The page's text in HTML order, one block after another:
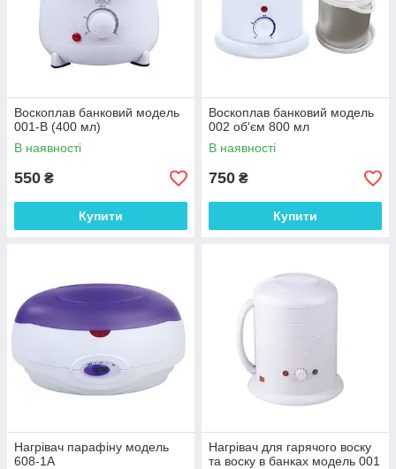
Воскоплав банковий модель
001-В (400 мл)
В наявності
550 ₴
Купити
Воскоплав банковий модель
002 об'єм 800 мл
В наявності
750 ₴
Купити
Нагрівач парафіну модель
608-1А
Нагрівач для гарячого воску
та воску в банках модель 001